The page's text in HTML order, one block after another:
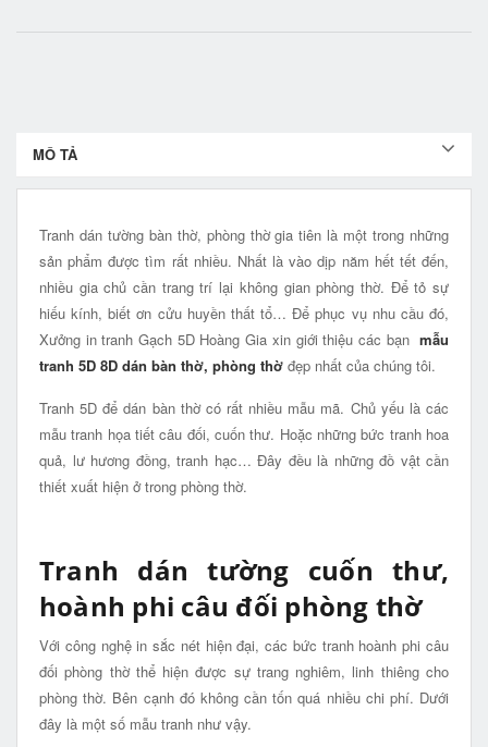
MÔ TẢ
Tranh dán tường bàn thờ, phòng thờ gia tiên là một trong những
sản phẩm được tìm rất nhiều. Nhất là vào dịp năm hết tết đến,
nhiều gia chủ cần trang trí lại không gian phòng thờ. Để tỏ sự
hiếu kính, biết ơn cửu huyền thất tổ… Để phục vụ nhu cầu đó,
Xưởng in tranh Gạch 5D Hoàng Gia xin giới thiệu các bạn mẫu
tranh 5D 8D dán bàn thờ, phòng thờ đẹp nhất của chúng tôi.
Tranh 5D để dán bàn thờ có rất nhiều mẫu mã. Chủ yếu là các
mẫu tranh họa tiết câu đối, cuốn thư. Hoặc những bức tranh hoa
quả, lư hương đồng, tranh hạc… Đây đều là những đồ vật cần
thiết xuất hiện ở trong phòng thờ.
Tranh dán tường cuốn thư,
hoành phi câu đối phòng thờ
Với công nghệ in sắc nét hiện đại, các bức tranh hoành phi câu
đối phòng thờ thể hiện được sự trang nghiêm, linh thiêng cho
phòng thờ. Bên cạnh đó không cần tốn quá nhiều chi phí. Dưới
đây là một số mẫu tranh như vậy.